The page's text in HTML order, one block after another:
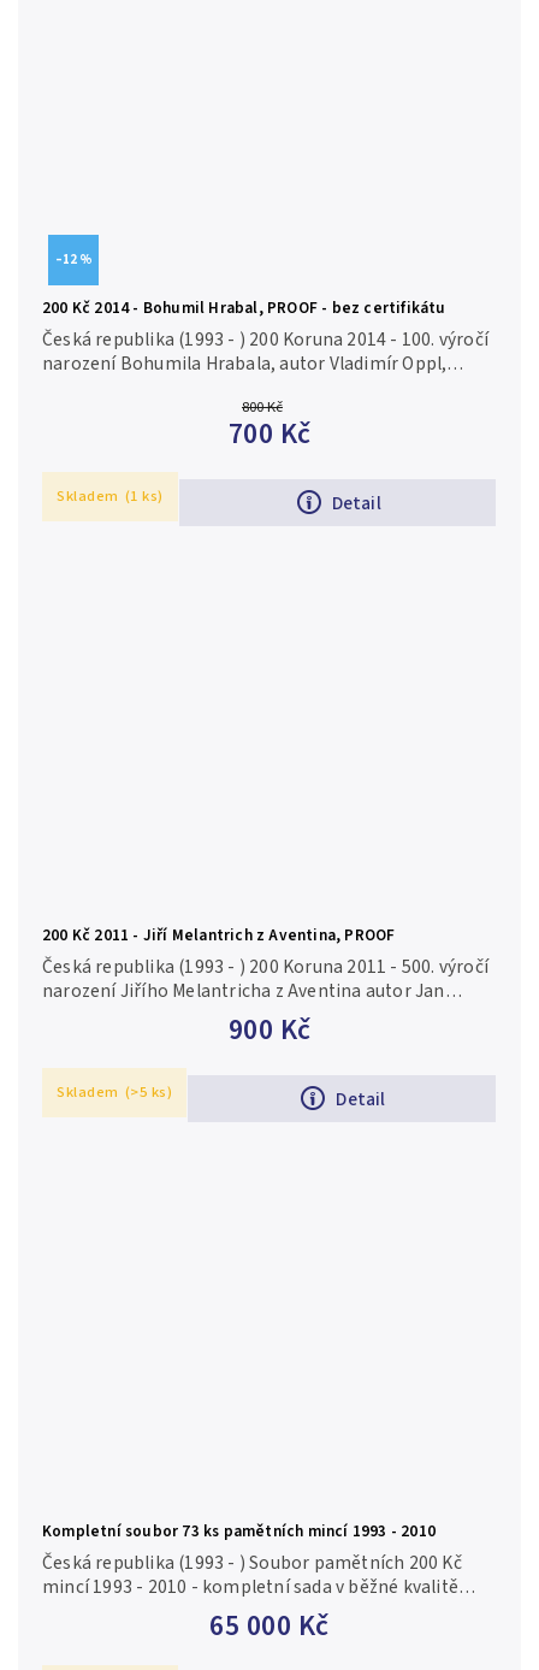
–12 %
200 Kč 2014 - Bohumil Hrabal, PROOF - bez certifikátu
800 Kč
700 Kč
Detail
Česká republika (1993 - ) 200 Koruna 2014 - 100. výročí
narození Bohumila Hrabala, autor Vladimír Oppl,
Skladem (1 ks)
200 Kč 2011 - Jiří Melantrich z Aventina, PROOF
900 Kč
Detail
Česká republika (1993 - ) 200 Koruna 2011 - 500. výročí
narození Jiřího Melantricha z Aventina autor Jan
Smrž, Aurea C179, etue, certifikát, PROOF Ag 0,925, 31
Skladem (>5 ks)
Kompletní soubor 73 ks pamětních mincí 1993 - 2010
65 000 Kč
Česká republika (1993 - ) Soubor pamětních 200 Kč
mincí 1993 - 2010 - kompletní sada v běžné kvalitě
Obsahuje mince 200 Kč 1993 - Ústava až 200 Kč 2010 -
Gustav Mahler, včetně...